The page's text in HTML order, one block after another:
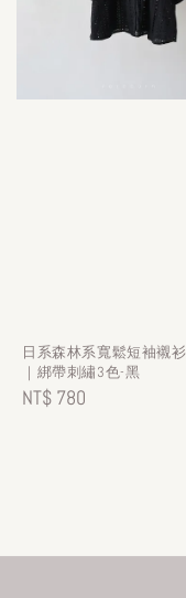
日系森林系寬鬆短袖襯
｜綁帶刺繡3色-黑
Regular
NT$ 780